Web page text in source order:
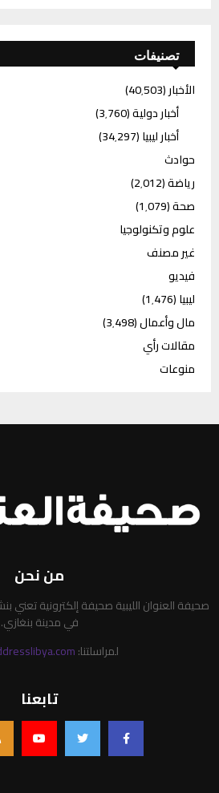
تصنيفات
الأخبار(40٬503)
أخبار دولية(3٬760)
أخبار ليبيا(34٬297)
حوادث
رياضة(2٬012)
صحة(1٬079)
علوم وتكنولوجيا
غير مصنف
فيديو
ليبيا(1٬476)
مال وأعمال(3٬498)
مقالات رأي
منوعات
من نحن
في مدينة بنغازي.
لمراسلتنا:
تابعنا